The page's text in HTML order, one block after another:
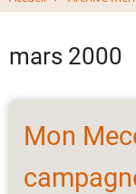
mars 2000
Mon